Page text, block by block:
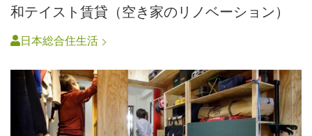
和テイスト賃貸（空き家のリノベーション）
日本総合住生活